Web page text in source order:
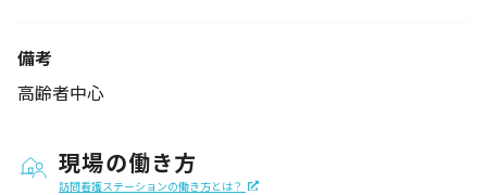
備考
高齢者中心
現場の働き方
訪問看護ステーションの働き方とは？